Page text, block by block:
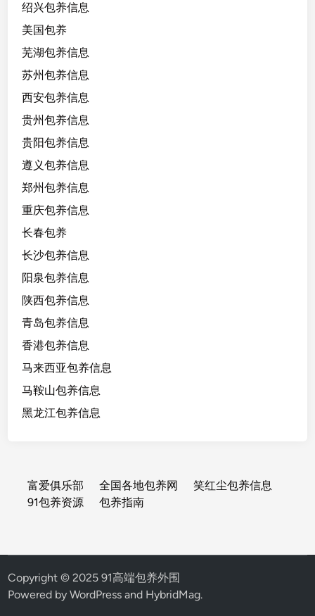
绍兴包养信息
美国包养
芜湖包养信息
苏州包养信息
西安包养信息
贵州包养信息
贵阳包养信息
遵义包养信息
郑州包养信息
重庆包养信息
长春包养
长沙包养信息
阳泉包养信息
陕西包养信息
青岛包养信息
香港包养信息
马来西亚包养信息
马鞍山包养信息
黑龙江包养信息
富爱俱乐部 全国各地包养网
笑红尘包养信息
91包养资源
包养指南
Copyright © 2025 91高端包养外围
Powered byWordPress and HybridMag.